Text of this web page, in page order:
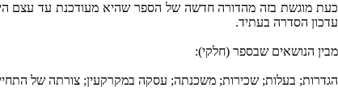
כעת מוגשת בזה מהדורה חדשה של הספר שהיא מעודכנת עד עצם
עדכון הסדרה בעתיד.
מבין הנושאים שבספר (חלקי):
הגדרות; בעלות; שכירות; משכנתה; עסקה במקרקעין; צורתה של